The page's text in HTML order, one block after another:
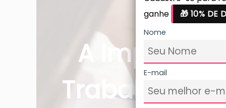
A
Trabalho
ganhe
🎁 10% DE
Nome
E-mail